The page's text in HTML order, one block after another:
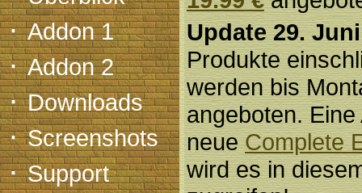
·Addon 1
·Addon 2
·Downloads
·Screenshots
·Support
Update 29.
Produkte
werden bis
angeboten.
neueComplete
wird es in